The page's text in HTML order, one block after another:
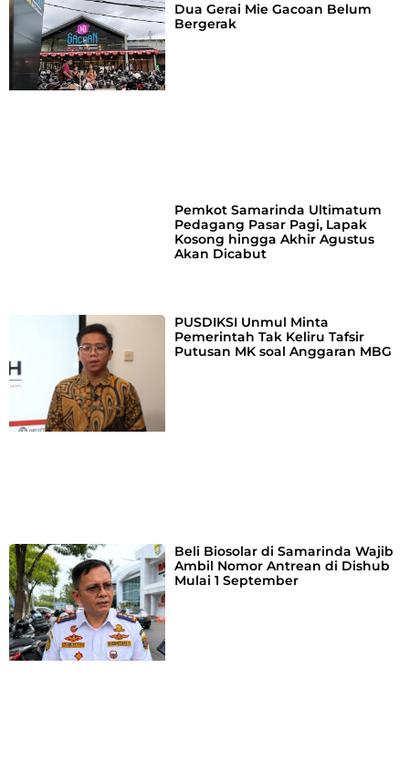
Dua Gerai Mie Gacoan Belum
Bergerak
Pemkot Samarinda Ultimatum
Pedagang Pasar Pagi, Lapak
Kosong hingga Akhir Agustus
Akan Dicabut
PUSDIKSI Unmul Minta
Pemerintah Tak Keliru Tafsir
Putusan MK soal Anggaran MBG
Beli Biosolar di Samarinda Wajib
Ambil Nomor Antrean di Dishub
Mulai 1 September